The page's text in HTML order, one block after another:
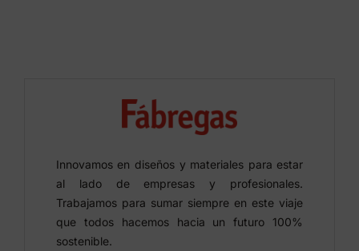
Innovamos en diseños y materiales para estar
al lado de empresas y profesionales.
Trabajamos para sumar siempre en este viaje
que todos hacemos hacia un futuro 100%
sostenible.